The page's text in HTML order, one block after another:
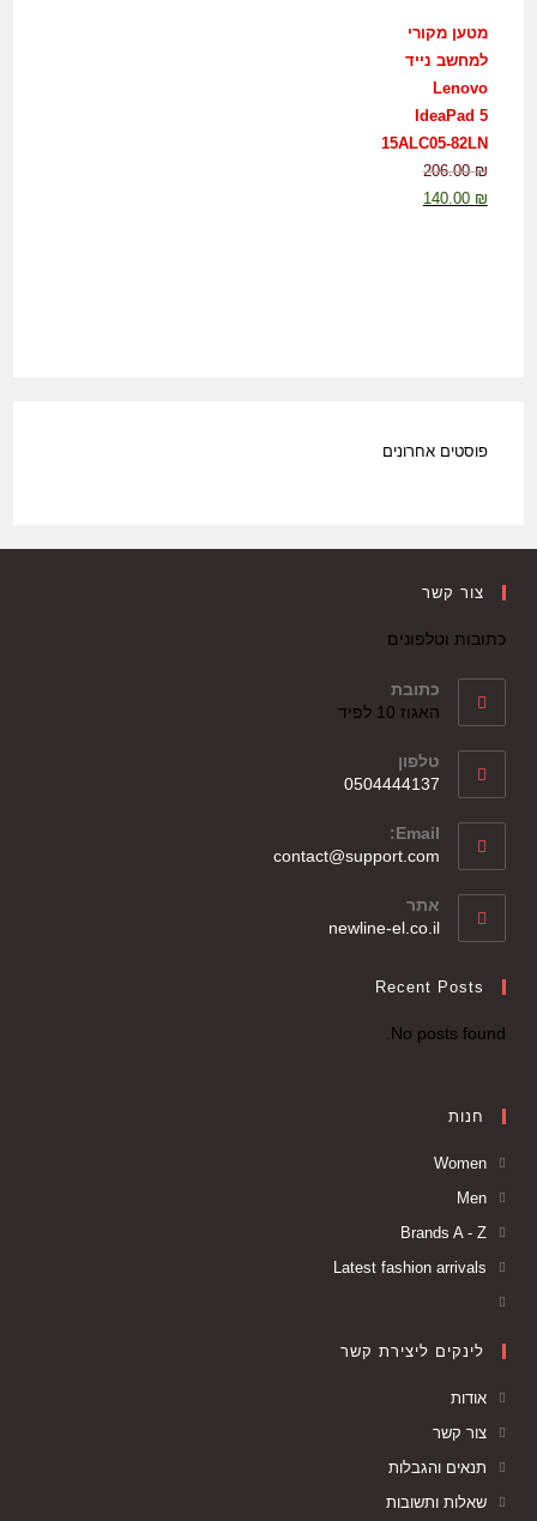
מטען מקורי
למחשב נייד
Lenovo
IdeaPad 5
15ALC05-82LN
206.00₪
140.00 ₪
פוסטים אחרונים
צור קשר
כתובות וטלפונים
כתובת
האגוז 10 לפיד
טלפון
0504444137
Email:
contact@support.com
אתר
newline-el.co.il
Recent Posts
No posts found.
חנות
Women
Men
Brands A - Z
Latest fashion arrivals
לינקים ליצירת קשר
אודות
צור קשר
תנאים והגבלות
שאלות ותשובות